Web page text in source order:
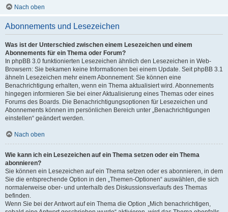
Nach oben
Abonnements und Lesezeichen
Was ist der Unterschied zwischen einem Lesezeichen und einem
Abonnements für ein Thema oder Forum?
In phpBB 3.0 funktionierten Lesezeichen ähnlich den Lesezeichen in Web-
Browsern: Sie bekamen keine Informationen bei einem Update. Seit phpBB 3.1
ähneln Lesezeichen mehr einem Abonnement: Sie können eine
Benachrichtigung erhalten, wenn ein Thema aktualisiert wird. Abonnements
hingegen informieren Sie bei einer Aktualisierung eines Themas oder eines
Forums des Boards. Die Benachrichtigungsoptionen für Lesezeichen und
Abonnements können im persönlichen Bereich unter „Benachrichtigungen
einstellen“ geändert werden.
Nach oben
Wie kann ich ein Lesezeichen auf ein Thema setzen oder ein Thema
abonnieren?
Sie können ein Lesezeichen auf ein Thema setzen oder es abonnieren, in dem
Sie die entsprechende Option in den „Themen-Optionen“ auswählen, die sich
normalerweise ober- und unterhalb des Diskussionsverlaufs des Themas
befinden.
Wenn Sie bei der Antwort auf ein Thema die Option „Mich benachrichtigen,